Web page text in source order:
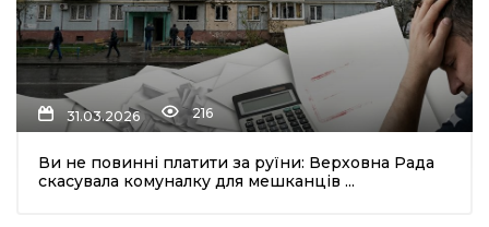
31.03.2026 216
Ви не повинні платити за руїни: Верховна Рада
скасувала комуналку для мешканців ...